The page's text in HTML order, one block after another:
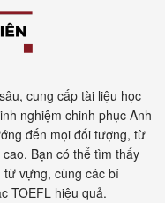
cung cấp tài liệu học
nghiệm chinh phục Anh
đến mọi đối tượng, từ
Bạn có thể tìm thấy
vựng, cùng các bí
TOEFL hiệu quả.